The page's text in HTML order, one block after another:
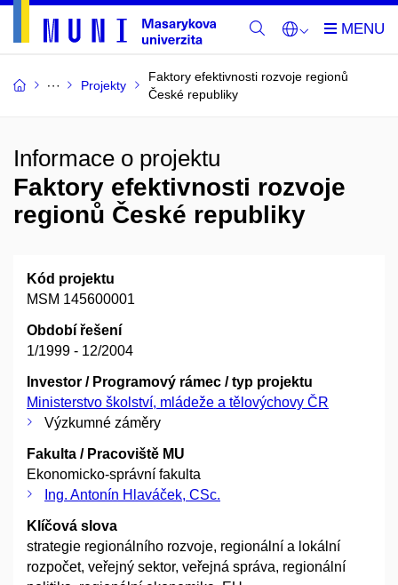
Projekty
Faktory efektivnosti rozvoje regionů
České republiky
Informace o projektu
Faktory efektivnosti rozvoje
regionů České republiky
Kód projektu
MSM 145600001
Období řešení
1/1999 - 12/2004
Investor / Programový rámec / typ projektu
Ministerstvo školství, mládeže a tělovýchovy ČR
Výzkumné záměry
Fakulta / Pracoviště MU
Ekonomicko-správní fakulta
Ing. Antonín Hlaváček, CSc.
Klíčová slova
strategie regionálního rozvoje, regionální a lokální
rozpočet, veřejný sektor, veřejná správa, regionální